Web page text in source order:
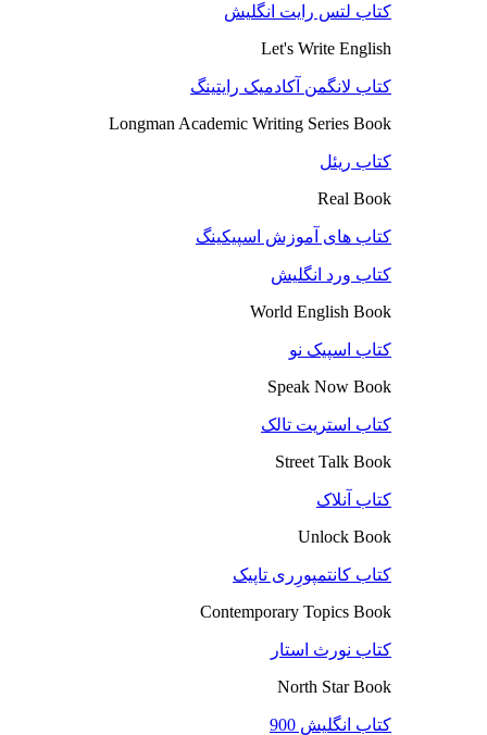
کتاب لتس رایت انگلیش
Let's Write English
کتاب لانگمن آکادمیک رایتینگ
Longman Academic Writing Series Book
کتاب ریئل
Real Book
کتاب های آموزش اسپیکینگ
کتاب ورد انگلیش
World English Book
کتاب اسپیک نو
Speak Now Book
کتاب استریت تالک
Street Talk Book
کتاب آنلاک
Unlock Book
کتاب کانتمپورِری تاپیک
Contemporary Topics Book
کتاب نورث استار
North Star Book
کتاب انگلیش 900